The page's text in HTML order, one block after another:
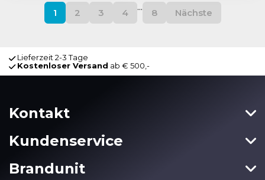
1 2 3 4
...
8 Nächste
Lieferzeit 2-3 Tage
Kostenloser Versand ab € 500,-
Kontakt
Kundenservice
Brandunit